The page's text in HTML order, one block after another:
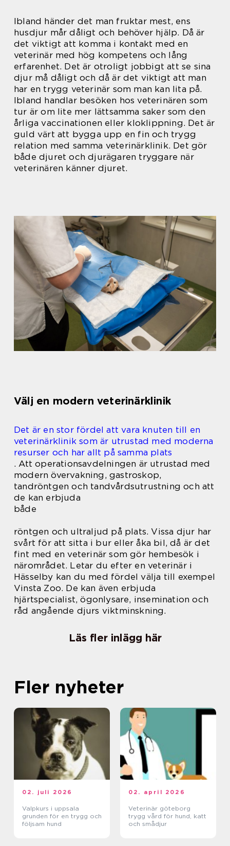
Ibland händer det man fruktar mest, ens
husdjur mår dåligt och behöver hjälp. Då är
det viktigt att komma i kontakt med en
veterinär med hög kompetens och lång
erfarenhet. Det är otroligt jobbigt att se sina
djur må dåligt och då är det viktigt att man
har en trygg veterinär som man kan lita på.
Ibland handlar besöken hos veterinären som
tur är om lite mer lättsamma saker som den
årliga vaccinationen eller kloklippning. Det är
guld värt att bygga upp en fin och trygg
relation med samma veterinärklinik. Det gör
både djuret och djurägaren tryggare när
veterinären känner djuret.
Välj en modern veterinärklinik
Det är en stor fördel att vara knuten till en
veterinärklinik som är utrustad med moderna
resurser och har allt på samma plats
. Attoperationsavdelningen är utrustad med
modern övervakning, gastroskop,
tandröntgen och tandvårdsutrustning och att
de kan erbjuda
både
röntgen och ultraljud på plats. Vissa djur har
svårt för att sitta i bur eller åka bil, då är det
fint med en veterinär som gör hembesök i
närområdet. Letar du efter en veterinär i
Hässelby kan du med fördel välja till exempel
Vinsta Zoo. De kan även erbjuda
hjärtspecialist, ögonlysare, insemination och
råd angående djurs viktminskning.
Läs fler inlägg här
Fler nyheter
02. juli 2026
Valpkurs i uppsala
grunden för en trygg och
följsam hund
02. april 2026
Veterinär göteborg
trygg vård för hund, katt
och smådjur